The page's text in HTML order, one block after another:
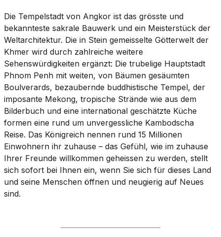
Die Tempelstadt von Angkor ist das grösste und
bekannteste sakrale Bauwerk und ein Meisterstück der
Weltarchitektur. Die in Stein gemeisselte Götterwelt der
Khmer wird durch zahlreiche weitere
Sehenswürdigkeiten ergänzt: Die trubelige Hauptstadt
Phnom Penh mit weiten, von Bäumen gesäumten
Boulverards, bezaubernde buddhistische Tempel, der
imposante Mekong, tropische Strände wie aus dem
Bilderbuch und eine international geschätzte Küche
formen eine rund um unvergessliche Kambodscha
Reise. Das Königreich nennen rund 15 Millionen
Einwohnern ihr zuhause – das Gefühl, wie im zuhause
Ihrer Freunde willkommen geheissen zu werden, stellt
sich sofort bei Ihnen ein, wenn Sie sich für dieses Land
und seine Menschen öffnen und neu­gierig auf Neues
sind.